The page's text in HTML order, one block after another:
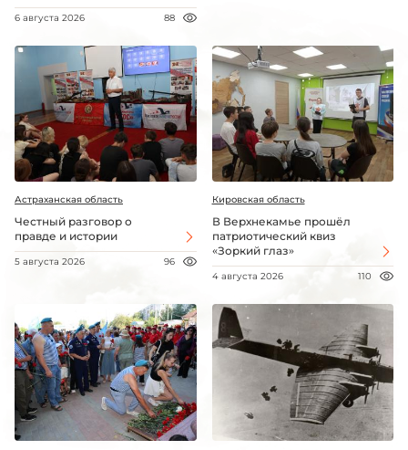
6 августа 2026 88
Астраханская область
Честный разговор о
правде и истории
5 августа 2026 96
Кировская область
В Верхнекамье прошёл
патриотический квиз
«Зоркий глаз»
4 августа 2026 110